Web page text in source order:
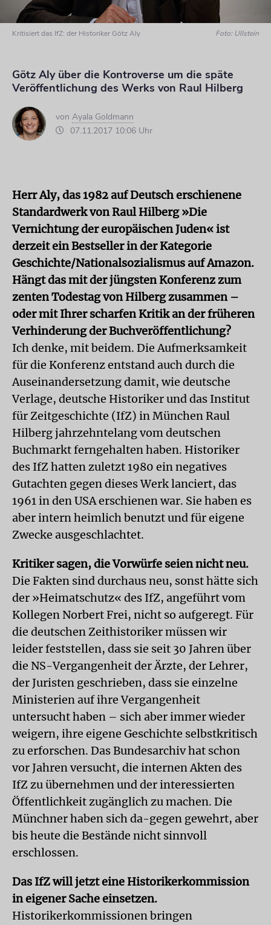
Kritisiert das IfZ: der Historiker Götz Aly Foto: Ullstein
Götz Aly über die Kontroverse um die späte
Veröffentlichung des Werks von Raul Hilberg
von Ayala Goldmann
07.11.2017 10:06 Uhr
Herr Aly, das 1982 auf Deutsch erschienene
Standardwerk von Raul Hilberg »Die
Vernichtung der europäischen Juden« ist
derzeit ein Bestseller in der Kategorie
Geschichte/Nationalsozialismus auf Amazon.
Hängt das mit der jüngsten Konferenz zum
zenten Todestag von Hilberg zusammen –
oder mit Ihrer scharfen Kritik an der früheren
Verhinderung der Buchveröffentlichung?
Ich denke, mit beidem. Die Aufmerksamkeit
für die Konferenz entstand auch durch die
Auseinandersetzung damit, wie deutsche
Verlage, deutsche Historiker und das Institut
für Zeitgeschichte (IfZ) in München Raul
Hilberg jahrzehntelang vom deutschen
Buchmarkt ferngehalten haben. Historiker
des IfZ hatten zuletzt 1980 ein negatives
Gutachten gegen dieses Werk lanciert, das
1961 in den USA erschienen war. Sie haben es
aber intern heimlich benutzt und für eigene
Zwecke ausgeschlachtet.
Kritiker sagen, die Vorwürfe seien nicht neu.
Die Fakten sind durchaus neu, sonst hätte sich
der »Heimatschutz« des IfZ, angeführt vom
Kollegen Norbert Frei, nicht so aufgeregt. Für
die deutschen Zeithistoriker müssen wir
leider feststellen, dass sie seit 30 Jahren über
die NS-Vergangenheit der Ärzte, der Lehrer,
der Juristen geschrieben, dass sie einzelne
Ministerien auf ihre Vergangenheit
untersucht haben – sich aber immer wieder
weigern, ihre eigene Geschichte selbstkritisch
zu erforschen. Das Bundesarchiv hat schon
vor Jahren versucht, die internen Akten des
IfZ zu übernehmen und der interessierten
Öffentlichkeit zugänglich zu machen. Die
Münchner haben sich da-gegen gewehrt, aber
bis heute die Bestände nicht sinnvoll
erschlossen.
Das IfZ will jetzt eine Historikerkommission
in eigener Sache einsetzen.
Historikerkommissionen bringen